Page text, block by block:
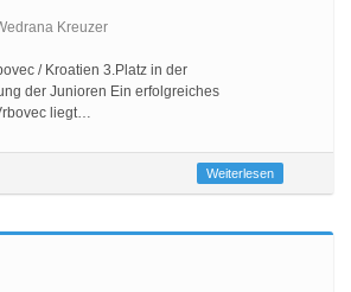
Kreuzer
/ Kroatien 3.Platz in der
der Junioren Ein erfolgreiches
liegt…
Weiterlesen